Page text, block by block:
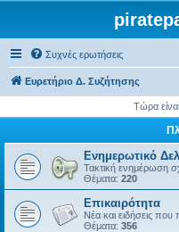
Συχνές ερωτήσεις
Ευρετήριο Δ. Συζήτησης
Τώρα
Ενημερωτικό
Τακτική ενημέρωση
Θέματα: 220
Επικαιρότητα
Νέα και ειδήσεις που
Θέματα: 356